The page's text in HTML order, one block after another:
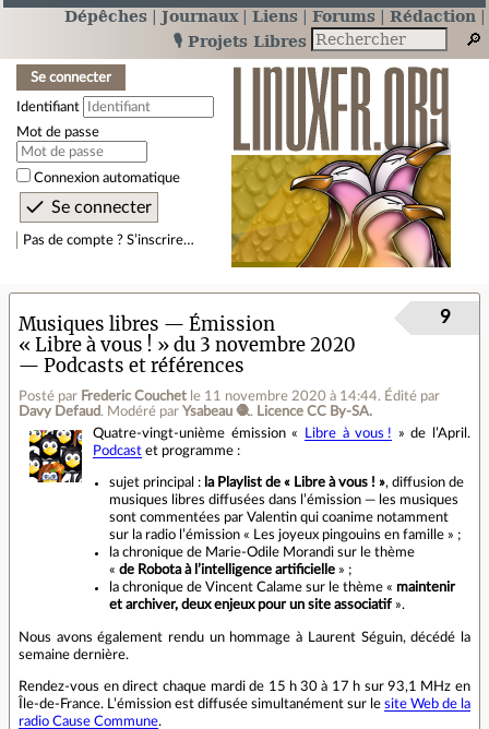
Dépêches Journaux Liens Forums
Rédaction
🎙️ Projets Libres
Se connecter
Identifiant
Mot de passe
Connexion automatique
Pas de compte ? S’inscrire…
Musiques libres — Émission
« Libre à vous ! » du 3 novembre 2020
— Podcasts et références
Posté par Frederic Couchet le 11 novembre 2020 à 14:44. Édité par
Davy Defaud. Modéré par Ysabeau 🧶. Licence CC By‑SA.
9
Quatre‑vingt‐unième émission « Libre à vous ! » de l’April.
Podcast et programme :
sujet principal : la Playlist de « Libre à vous ! », diffusion de
musiques libres diffusées dans l’émission — les musiques
sont commentées par Valentin qui coanime notamment
sur la radio l’émission « Les joyeux pingouins en famille » ;
la chronique de Marie‑Odile Morandi sur le thème
« de Robota à l’intelligence artificielle » ;
la chronique de Vincent Calame sur le thème « maintenir
et archiver, deux enjeux pour un site associatif ».
Nous avons également rendu un hommage à Laurent Séguin, décédé la
semaine dernière.
Rendez‑vous en direct chaque mardi de 15 h 30 à 17 h sur 93,1 MHz en
Île‑de‑France. L’émission est diffusée simultanément sur le site Web de la
radio Cause Commune.